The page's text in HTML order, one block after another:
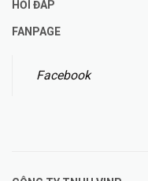
HỎI ĐÁP
FANPAGE
Facebook